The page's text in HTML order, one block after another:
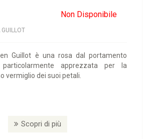
Non Disponibile
Guillot è una rosa dal portamento
apprezzata per la
vermiglio dei suoi petali.
Scopri di più